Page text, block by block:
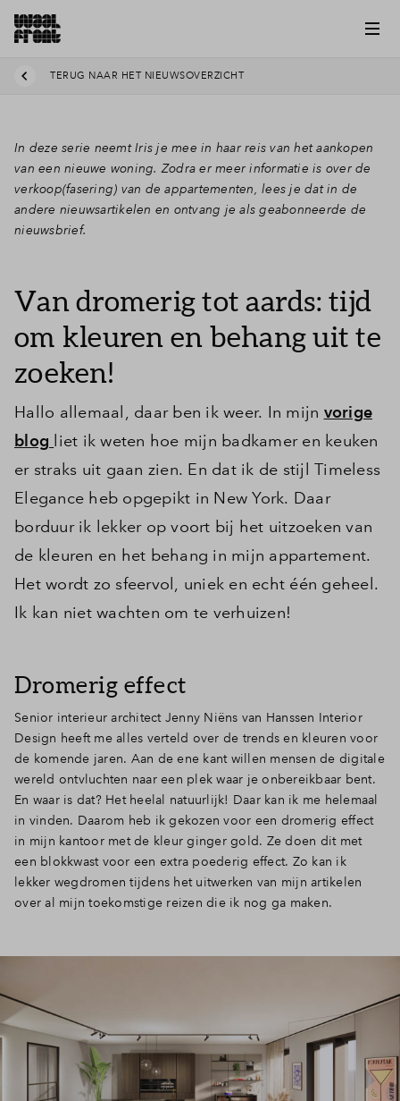
Inloggen
TERUG NAAR HET NIEUWSOVERZICHT
In deze serie neemt Iris je mee in haar reis van het aankopen
van een nieuwe woning. Zodra er meer informatie is over de
verkoop(fasering) van de appartementen, lees je dat in de
andere nieuwsartikelen en ontvang je als geabonneerde de
nieuwsbrief.
Van dromerig tot aards: tijd
om kleuren en behang uit te
zoeken!
Hallo allemaal, daar ben ik weer. In mijn vorige
blog
liet ik weten hoe mijn badkamer en keuken
er straks uit gaan zien. En dat ik de stijl Timeless
Elegance heb opgepikt in New York. Daar
borduur ik lekker op voort bij het uitzoeken van
de kleuren en het behang in mijn appartement.
Het wordt zo sfeervol, uniek en echt één geheel.
Ik kan niet wachten om te verhuizen!
Dromerig effect
Senior interieur architect Jenny Niëns van Hanssen Interior
Design heeft me alles verteld over de trends en kleuren voor
de komende jaren. Aan de ene kant willen mensen de digitale
wereld ontvluchten naar een plek waar je onbereikbaar bent.
En waar is dat? Het heelal natuurlijk! Daar kan ik me helemaal
in vinden. Daarom heb ik gekozen voor een dromerig effect
in mijn kantoor met de kleur ginger gold. Ze doen dit met
een blokkwast voor een extra poederig effect. Zo kan ik
lekker wegdromen tijdens het uitwerken van mijn artikelen
over al mijn toekomstige reizen die ik nog ga maken.